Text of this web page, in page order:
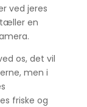
ved jeres
en
os, det vil
men i
friske og